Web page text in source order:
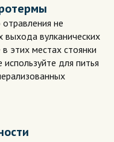
не
выхода вулканических
этих местах стоянки
для питья